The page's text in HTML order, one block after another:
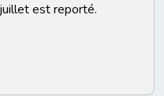
est reporté.